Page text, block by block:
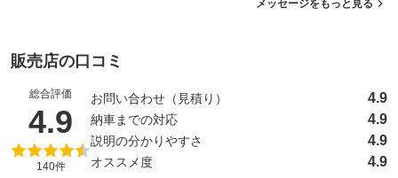
メッセージをもっと見る
販売店の口コミ
総合評価
4.9 （5点満点中）
140件
お問い合わせ（見積り） 4.9
納車までの対応 4.9
説明の分かりやすさ 4.9
オススメ度 4.9